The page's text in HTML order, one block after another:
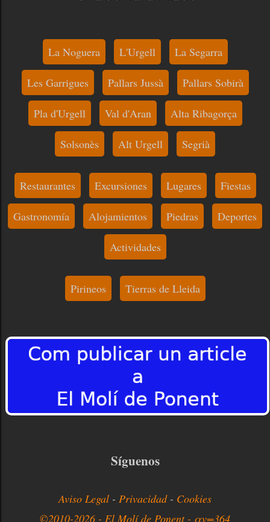
La Noguera L'Urgell La Segarra
Les Garrigues Pallars Jussà Pallars Sobirà
Pla d'Urgell Val d'Aran Alta Ribagorça
Solsonès Alt Urgell Segrià
Restaurantes Excursiones Lugares Fiestas
Gastronomía Alojamientos Piedras Deportes
Actividades
Pirineos Tierras de Lleida
Síguenos
Aviso Legal - Privacidad - Cookies
©2010-2026 - El Molí de Ponent - αv=364